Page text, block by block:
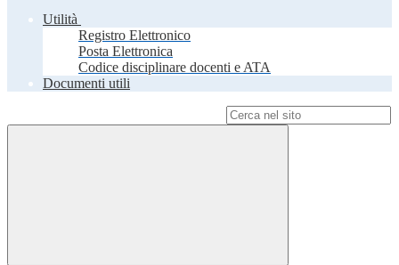
Utilità
Registro Elettronico
Posta Elettronica
Codice disciplinare docenti e ATA
Documenti utili